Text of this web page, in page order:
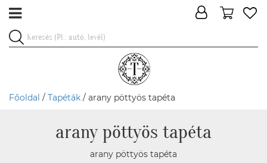
Főoldal / Tapéták / arany pöttyös tapéta
arany pöttyös tapéta
arany pöttyös tapéta